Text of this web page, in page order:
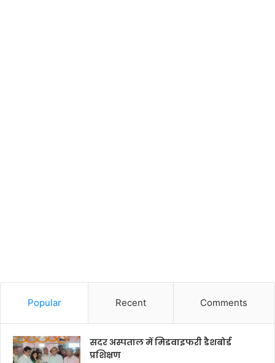
Popular Recent Comments
सदर अस्पताल में मिडवाइफरी डैशबोर्ड
प्रशिक्षण